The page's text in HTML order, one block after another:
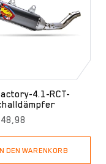
4.1-RCT-
DEN WARENKORB